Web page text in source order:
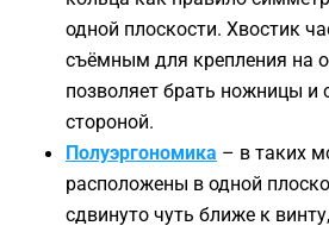
одной плоскости. Хвостик
съёмным для крепления на
позволяет брать ножницы и
стороной.
Полуэргономика – в таких
расположены в одной
сдвинуто чуть ближе к